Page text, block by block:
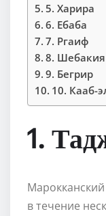
5. Харира
6. Ебаба
7. Ргаиф
8. Шебакия
9. Бегрир
10. Кааб-
1.
Марокканский
в течение